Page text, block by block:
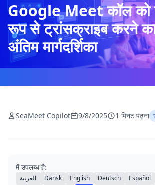
Google Meet कॉल को
रूप से ट्रांसक्राइब करने
अंतिम मार्गदर्शिका
SeaMeet Copilot 9/8/2025 1 मिनट पढ़ना
में उपलब्ध है:
العربية Dansk English Deutsch Español